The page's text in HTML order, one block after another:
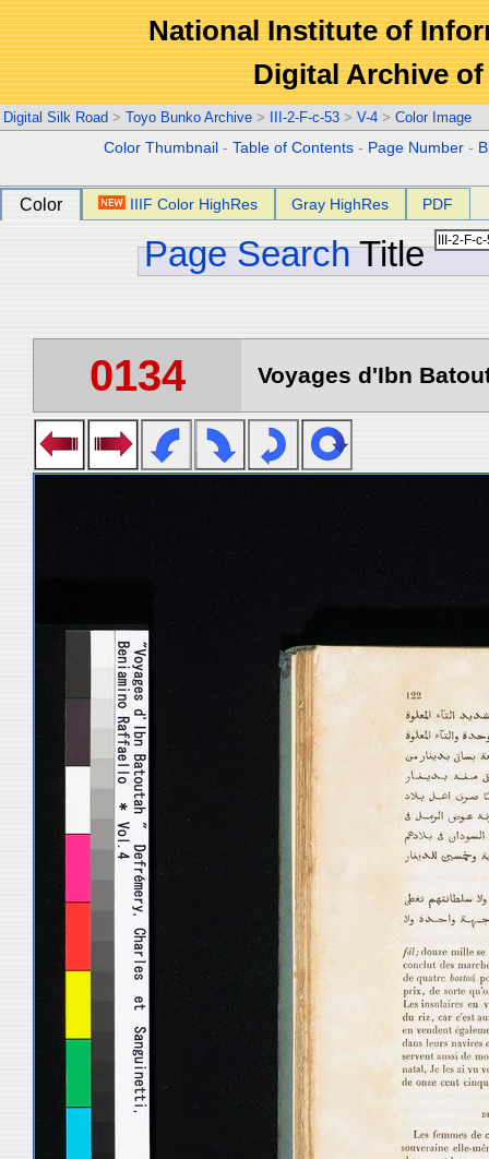
National Institute of
Digital Archive
Digital Silk Road > Toyo Bunko Archive > III-2-F-c-53 > V-4 > Color Image
Color Thumbnail -Table of Contents - Page Number -
Color IIIF Color HighRes Gray HighRes PDF
Page Search Title
0134 Voyages d'Ibn